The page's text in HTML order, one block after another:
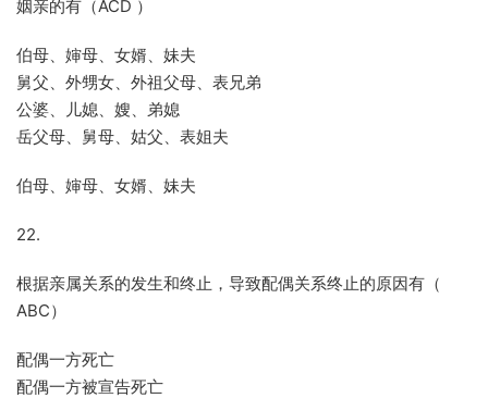
姻亲的有（ACD ）
伯母、婶母、女婿、妹夫
舅父、外甥女、外祖父母、表兄弟
公婆、儿媳、嫂、弟媳
岳父母、舅母、姑父、表姐夫
伯母、婶母、女婿、妹夫
22.
根据亲属关系的发生和终止，导致配偶关系终止的原因有（
ABC）
配偶一方死亡
配偶一方被宣告死亡